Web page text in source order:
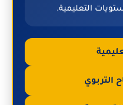
التعليمية.
التربوي